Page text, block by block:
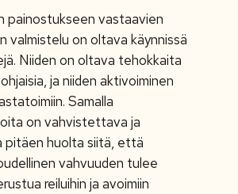
painostukseen vastaavien
valmistelu on oltava käynnissä
Niiden on oltava tehokkaita
ja niiden aktivoiminen
Samalla
on vahvistettava ja
pitäen huolta siitä, että
vahvuuden tulee
reiluihin ja avoimiin